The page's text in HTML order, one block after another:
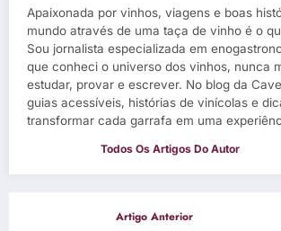
Apaixonada por vinhos, viagens e boas
mundo através de uma taça de vinho é o
Sou jornalista especializada em
que conheci o universo dos vinhos, nunca
estudar, provar e escrever. No blog da
guias acessíveis, histórias de vinícolas e
transformar cada garrafa em uma